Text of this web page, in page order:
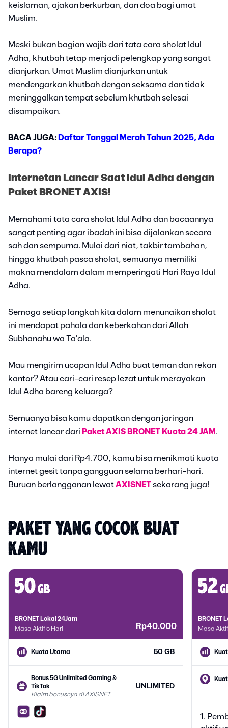
keislaman, ajakan berkurban, dan doa bagi umat
Muslim.
Meski bukan bagian wajib dari tata cara sholat Idul
Adha, khutbah tetap menjadi pelengkap yang sangat
dianjurkan. Umat Muslim dianjurkan untuk
mendengarkan khutbah dengan seksama dan tidak
meninggalkan tempat sebelum khutbah selesai
disampaikan.
BACA JUGA: Daftar Tanggal Merah Tahun 2025, Ada
Berapa?
Internetan Lancar Saat Idul Adha dengan
Paket BRONET AXIS!
Memahami tata cara sholat Idul Adha dan bacaannya
sangat penting agar ibadah ini bisa dijalankan secara
sah dan sempurna. Mulai dari niat, takbir tambahan,
hingga khutbah pasca sholat, semuanya memiliki
makna mendalam dalam memperingati Hari Raya Idul
Adha.
Semoga setiap langkah kita dalam menunaikan sholat
ini mendapat pahala dan keberkahan dari Allah
Subhanahu wa Ta'ala.
Mau mengirim ucapan Idul Adha buat teman dan rekan
kantor? Atau cari-cari resep lezat untuk merayakan
Idul Adha bareng keluarga?
Semuanya bisa kamu dapatkan dengan jaringan
internet lancar dari Paket AXIS BRONET Kuota 24 JAM .
Hanya mulai dari Rp4.700, kamu bisa menikmati kuota
internet gesit tanpa gangguan selama berhari-hari.
Buruan berlangganan lewatAXISNETsekarang juga!
PAKET YANG COCOK BUAT
KAMU
50gb
BRONET Lokal 24Jam
Masa Aktif 5 Hari
Rp40.000
Kuota Utama 50 GB
Bonus 5G Unlimited Gaming &
TikTok
Klaim bonusnya di AXISNET
UNLIMITED
52
BRONET
Masa
1.